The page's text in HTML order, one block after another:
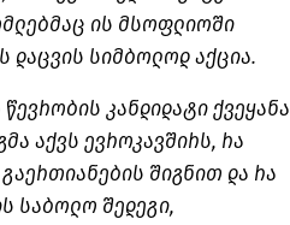
ის მსოფლიოში
დაცვის სიმბოლოდ აქცია.
კანდიდატი ქვეყანა
აქვს ევროკავშირს, რა
შიგნით და რა
საბოლო შედეგი,